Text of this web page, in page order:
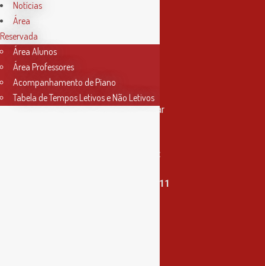
Contactos
Rua Miguel Bombarda, nº 4, 1º andar
info@conservatoriosantarem.pt
T. (+351) 915 335 478 / 913 890 411
Notícias
Área
Reservada
Área Alunos
Área Professores
Acompanhamento de Piano
Tabela de Tempos Letivos e Não Letivos